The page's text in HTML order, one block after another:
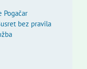
Pogačar
bez pravila